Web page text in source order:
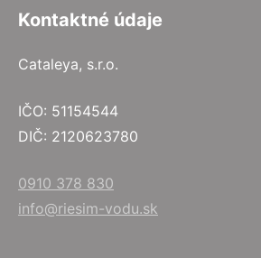
Kontaktné údaje
Cataleya, s.r.o.
IČO: 51154544
DIČ: 2120623780
0910 378 830
info@riesim-vodu.sk